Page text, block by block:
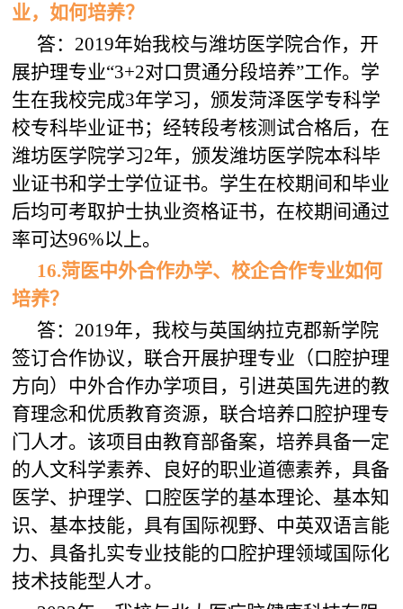
业，如何培养？
答：2019年始我校与潍坊医学院合作，开
展护理专业“3+2对口贯通分段培养”工作。学
生在我校完成3年学习，颁发菏泽医学专科学
校专科毕业证书；经转段考核测试合格后，在
潍坊医学院学习2年，颁发潍坊医学院本科毕
业证书和学士学位证书。学生在校期间和毕业
后均可考取护士执业资格证书，在校期间通过
率可达96%以上。
16.菏医中外合作办学、校企合作专业如何
培养？
答：2019年，我校与英国纳拉克郡新学院
签订合作协议，联合开展护理专业（口腔护理
方向）中外合作办学项目，引进英国先进的教
育理念和优质教育资源，联合培养口腔护理专
门人才。该项目由教育部备案，培养具备一定
的人文科学素养、良好的职业道德素养，具备
医学、护理学、口腔医学的基本理论、基本知
识、基本技能，具有国际视野、中英双语言能
力、具备扎实专业技能的口腔护理领域国际化
技术技能型人才。